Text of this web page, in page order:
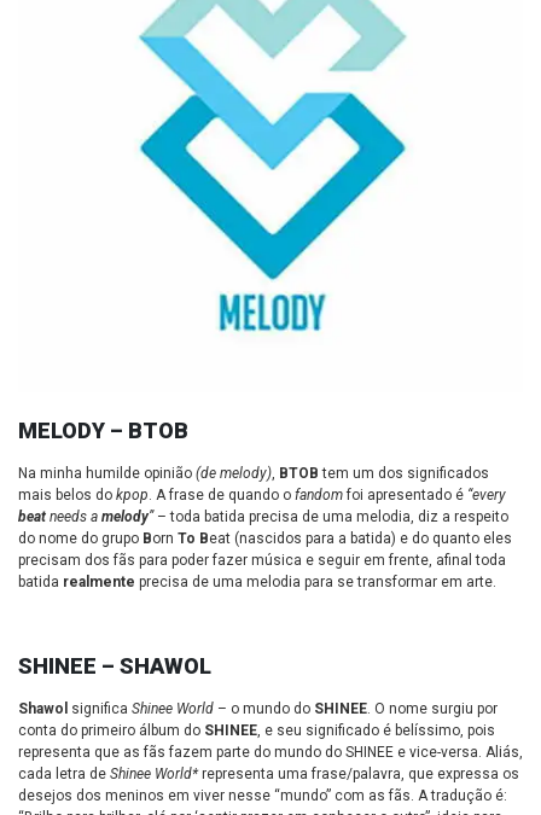
MELODY – BTOB
Na minha humilde opinião (de melody) BTOB tem um dos significados
mais belos do kpop . A frase de quando o fandomfoi apresentado é “every
beat needs a melody”– toda batida precisa de uma melodia, diz a respeito
do nome do grupo Born To Beat (nascidos para a batida) e do quanto eles
precisam dos fãs para poder fazer música e seguir em frente, afinal toda
batida realmente precisa de uma melodia para se transformar em arte.
SHINEE – SHAWOL
Shawol significa Shinee World – o mundo do SHINEE . O nome surgiu por
conta do primeiro álbum do SHINEE , e seu significado é belíssimo, pois
representa que as fãs fazem parte do mundo do SHINEE e vice-versa. Aliás,
cada letra de Shinee World*representa uma frase/palavra, que expressa os
desejos dos meninos em viver nesse “mundo” com as fãs. A tradução é: